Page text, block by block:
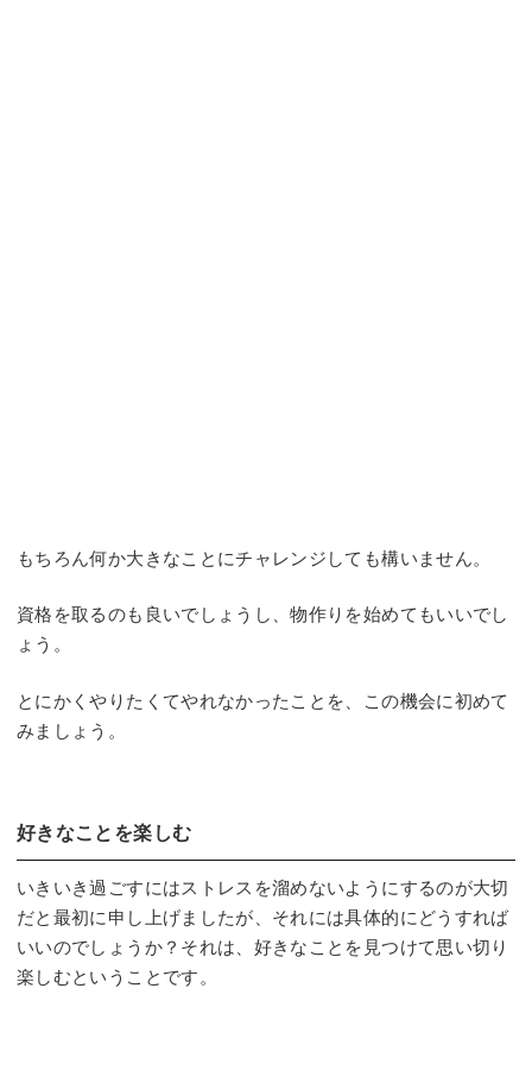
もちろん何か大きなことにチャレンジしても構いません。
資格を取るのも良いでしょうし、物作りを始めてもいいでし
ょう。
とにかくやりたくてやれなかったことを、この機会に初めて
みましょう。
好きなことを楽しむ
いきいき過ごすにはストレスを溜めないようにするのが大切
だと最初に申し上げましたが、それには具体的にどうすれば
いいのでしょうか？それは、好きなことを見つけて思い切り
楽しむということです。